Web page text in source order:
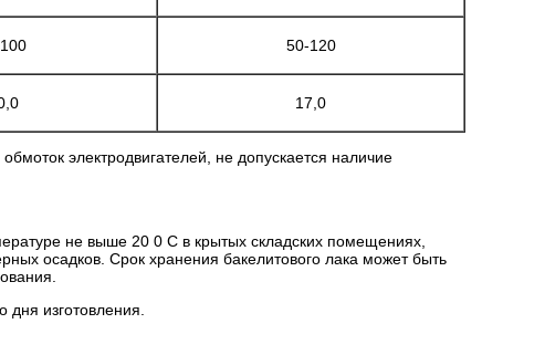
50-120
17,0
электродвигателей, не допускается наличие
не выше 20 0 С в крытых складских помещениях,
осадков. Срок хранения бакелитового лака может быть
дня изготовления.